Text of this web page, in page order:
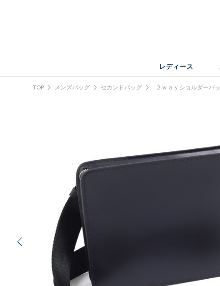
レディース
TOP メンズバッグ セカンドバッグ ２ｗａｙショルダーバ